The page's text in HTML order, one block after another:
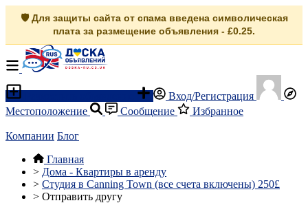
🛡️ Для защиты сайта от спама введена символическая
плата за размещение объявления - £0.25.
Вход/Регистрация
Местоположение
Сообщение Избранное
Компании Блог
Главная
> Дома - Квартиры в аренду
> Cтудия в Canning Town (все счета включены) 250£
> Отправить другу